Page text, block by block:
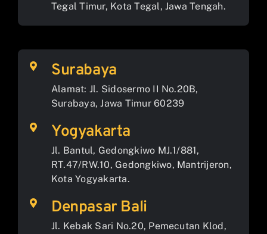
Tegal Timur, Kota Tegal, Jawa Tengah.
Surabaya
Alamat: Jl. Sidosermo II No.20B,
Surabaya, Jawa Timur 60239
Yogyakarta
Jl. Bantul, Gedongkiwo MJ.1/881,
RT.47/RW.10, Gedongkiwo, Mantrijeron,
Kota Yogyakarta.
Denpasar Bali
Jl. Kebak Sari No.20, Pemecutan Klod,